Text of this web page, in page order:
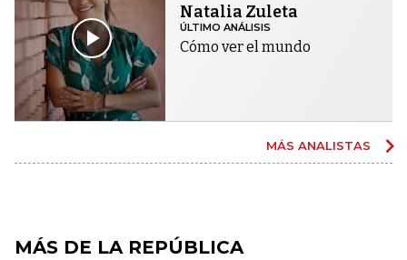
Natalia Zuleta
ÚLTIMO ANÁLISIS
Cómo ver el mundo
MÁS ANALISTAS
MÁS DE LA REPÚBLICA